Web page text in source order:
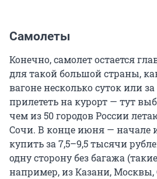
Самолеты
Конечно, самолет остается
для такой большой страны,
вагоне несколько суток или
прилететь на курорт — тут
чем из 50 городов России
Сочи. В конце июня —
купить за 7,5–9,5 тысячи
одну сторону без багажа
например, из Казани,